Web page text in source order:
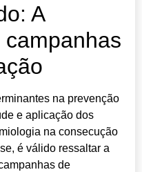
A
na prevenção
e aplicação dos
na consecução
é válido ressaltar a
de